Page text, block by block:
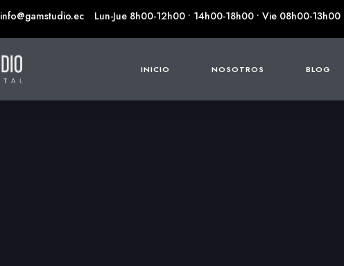
info@gamstudio.ec Lun-Jue 8h00-12h00 • 14h00-18h00 • Vie 08h00-13h00
INICIO NOSOTROS BLOG